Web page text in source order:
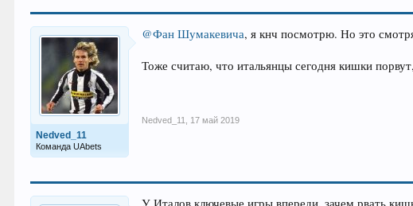
Nedved_11
Команда UAbets
@Фан Шумакевича, я кнч посмотрю. Но это
Тоже считаю, что итальянцы сегодня кишки
Nedved_11 17 май 2019
У Италов ключевые игры впереди, зачем рвать